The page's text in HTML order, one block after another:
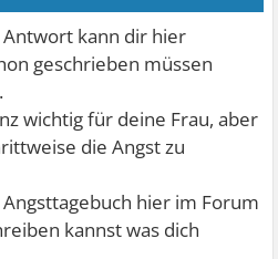
Antwort kann dir hier
geschrieben müssen
wichtig für deine Frau, aber
die Angst zu
hier im Forum
kannst was dich